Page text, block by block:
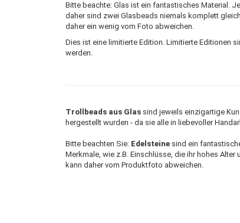
Bitte beachte: Glas ist ein fantastisches Material.
daher sind zwei Glasbeads niemals komplett
daher ein wenig vom Foto abweichen.
Dies ist eine limitierte Edition. Limitierte Editionen
werden.
Trollbeads aus Glas sind jeweils einzigartige
hergestellt wurden - da sie alle in liebevoller
Bitte beachten Sie: Edelsteine sind ein
Merkmale, wie z.B. Einschlüsse, die ihr hohes
kann daher vom Produktfoto abweichen.